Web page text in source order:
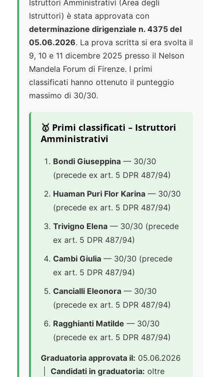
Istruttori Amministrativi (Area degli
Istruttori) è stata approvata con
determinazione dirigenziale n. 4375 del
05.06.2026. La prova scritta si era svolta il
9, 10 e 11 dicembre 2025 presso il Nelson
Mandela Forum di Firenze. I primi
classificati hanno ottenuto il punteggio
massimo di 30/30.
🥇 Primi classificati – Istruttori
Amministrativi
Bondi Giuseppina — 30/30
(precede ex art. 5 DPR 487/94)
Huaman Puri Flor Karina — 30/30
(precede ex art. 5 DPR 487/94)
Trivigno Elena — 30/30 (precede
ex art. 5 DPR 487/94)
Cambi Giulia — 30/30 (precede
ex art. 5 DPR 487/94)
Cancialli Eleonora — 30/30
(precede ex art. 5 DPR 487/94)
Ragghianti Matilde — 30/30
(precede ex art. 5 DPR 487/94)
Graduatoria approvata il: 05.06.2026
Candidati in graduatoria: oltre